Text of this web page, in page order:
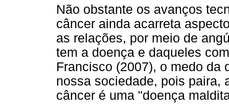
Não obstante os avanços
câncer ainda acarreta
as relações, por meio de
tem a doença e daqueles
Francisco (2007), o medo da
nossa sociedade, pois paira,
câncer é uma "doença